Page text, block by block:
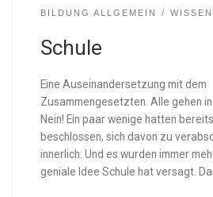
BILDUNG ALLGEMEIN WISSEN
Schule
Eine Auseinandersetzung mit dem
Zusammengesetzten. Alle gehen
Nein! Ein paar wenige hatten
beschlossen, sich davon zu
innerlich. Und es wurden immer
geniale Idee Schule hat versagt.